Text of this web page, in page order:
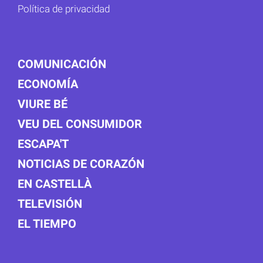
Política de privacidad
COMUNICACIÓN
ECONOMÍA
VIURE BÉ
VEU DEL CONSUMIDOR
ESCAPA'T
NOTICIAS DE CORAZÓN
EN CASTELLÀ
TELEVISIÓN
EL TIEMPO